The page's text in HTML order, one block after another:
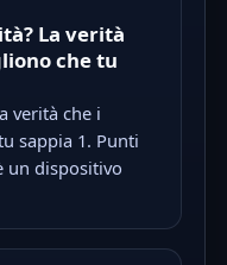
La verità
che tu
verità che i
sappia 1. Punti
un dispositivo